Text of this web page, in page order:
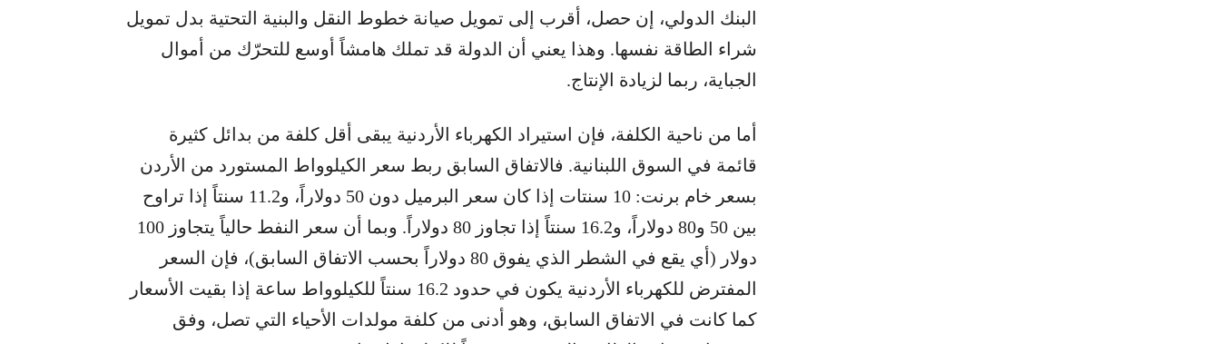
البنك الدولي، إن حصل، أقرب إلى تمويل صيانة خطوط النقل والبنية التحتية بدل تمويل
شراء الطاقة نفسها. وهذا يعني أن الدولة قد تملك هامشاً أوسع للتحرّك من أموال
الجباية، ربما لزيادة الإنتاج.
أما من ناحية الكلفة، فإن استيراد الكهرباء الأردنية يبقى أقل كلفة من بدائل كثيرة
قائمة في السوق اللبنانية. فالاتفاق السابق ربط سعر الكيلوواط المستورد من الأردن
بسعر خام برنت: 10 سنتات إذا كان سعر البرميل دون 50 دولاراً، و11.2 سنتاً إذا تراوح
بين 50 و80 دولاراً، و16.2 سنتاً إذا تجاوز 80 دولاراً. وبما أن سعر النفط حالياً يتجاوز 100
دولار (أي يقع في الشطر الذي يفوق 80 دولاراً بحسب الاتفاق السابق)، فإن السعر
المفترض للكهرباء الأردنية يكون في حدود 16.2 سنتاً للكيلوواط ساعة إذا بقيت الأسعار
كما كانت في الاتفاق السابق، وهو أدنى من كلفة مولدات الأحياء التي تصل، وفق